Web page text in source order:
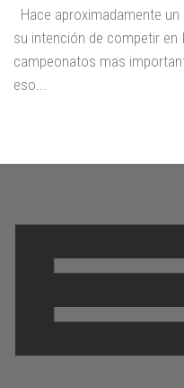
Hace aproximadamente
su intención de competir en
campeonatos mas
eso...